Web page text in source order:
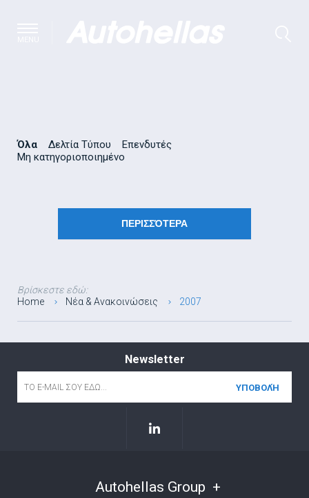
Όλα Δελτία Τύπου
Επενδυτές
Μη κατηγοριοποιημένο
ΠΕΡΙΣΣΌΤΕΡΑ
Βρίσκεστε εδώ:
Home
Νέα & Ανακοινώσεις 2007
Newsletter
Autohellas Group